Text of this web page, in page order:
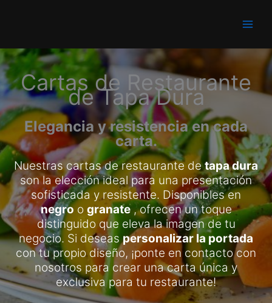
Cartas de Restaurante
de Tapa Dura
Elegancia y resistencia en cada
carta.
Nuestras cartas de restaurante detapa dura
son la elección ideal para una presentación
sofisticada y resistente. Disponibles en
negroo granate, ofrecen un toque
distinguido que eleva la imagen de tu
negocio. Si deseaspersonalizar la portada
con tu propio diseño, ¡ponte en contacto con
nosotros para crear una carta única y
exclusiva para tu restaurante!